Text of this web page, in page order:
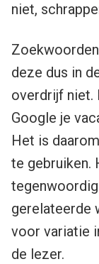
niet,
deze dus in
overdrijf niet.
Google je
Het is
te gebruiken.
gerelateerde
voor variatie
de lezer.